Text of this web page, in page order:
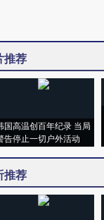
推荐
国高温创百年纪录 当局
告停止一切户外活动
推荐